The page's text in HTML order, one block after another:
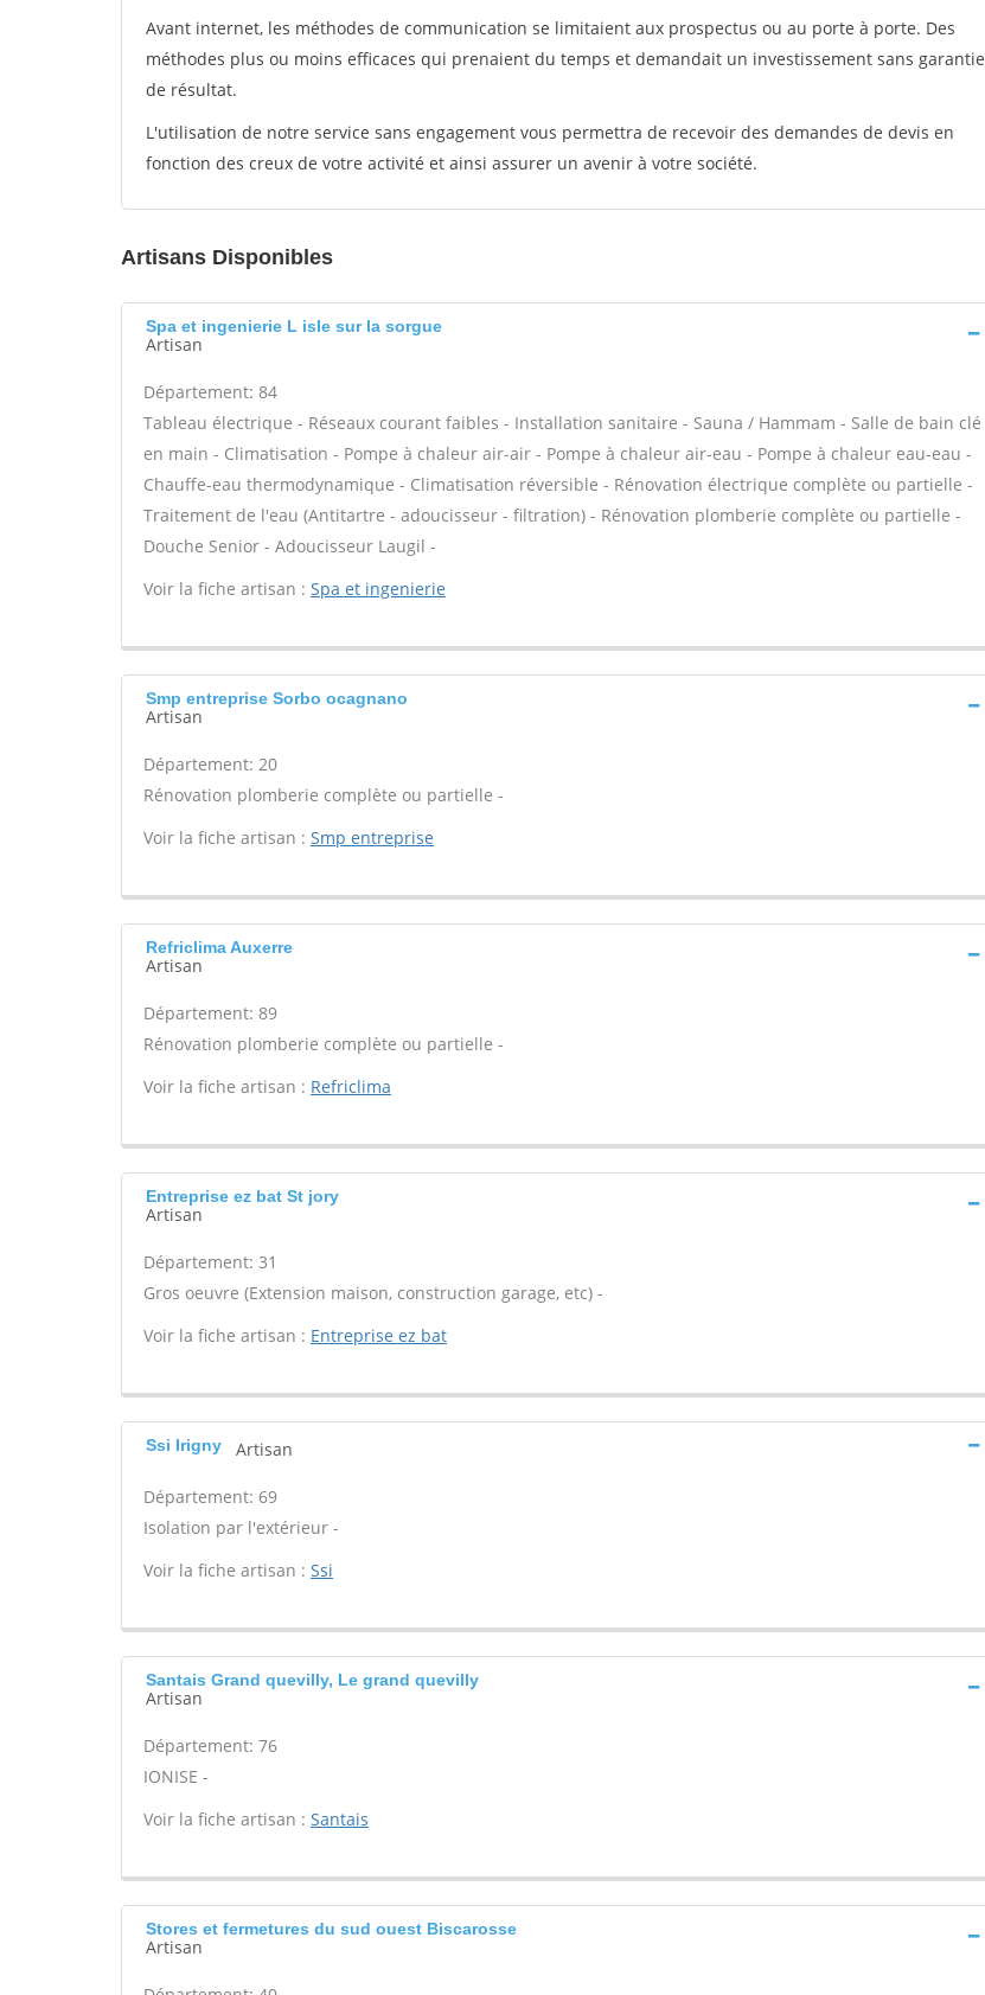
Avant internet, les méthodes de communication se limitaient aux prospectus ou au porte à porte. Des
méthodes plus ou moins efficaces qui prenaient du temps et demandait un investissement sans garantie
de résultat.
L'utilisation de notre service sans engagement vous permettra de recevoir des demandes de devis en
fonction des creux de votre activité et ainsi assurer un avenir à votre société.
Artisans Disponibles
Spa et ingenierie L isle sur la sorgue
Artisan
Département: 84
Tableau électrique - Réseaux courant faibles - Installation sanitaire - Sauna / Hammam - Salle de bain clé
en main - Climatisation - Pompe à chaleur air-air - Pompe à chaleur air-eau - Pompe à chaleur eau-eau -
Chauffe-eau thermodynamique - Climatisation réversible - Rénovation électrique complète ou partielle -
Traitement de l'eau (Antitartre - adoucisseur - filtration) - Rénovation plomberie complète ou partielle -
Douche Senior - Adoucisseur Laugil -
Voir la fiche artisan : Spa et ingenierie
Smp entreprise Sorbo ocagnano
Artisan
Département: 20
Rénovation plomberie complète ou partielle -
Voir la fiche artisan : Smp entreprise
Refriclima Auxerre
Artisan
Département: 89
Rénovation plomberie complète ou partielle -
Voir la fiche artisan : Refriclima
Entreprise ez bat St jory
Artisan
Département: 31
Gros oeuvre (Extension maison, construction garage, etc) -
Voir la fiche artisan : Entreprise ez bat
Ssi Irigny Artisan
Département: 69
Isolation par l'extérieur -
Voir la fiche artisan : Ssi
Santais Grand quevilly, Le grand quevilly
Artisan
Département: 76
IONISE -
Voir la fiche artisan : Santais
Stores et fermetures du sud ouest Biscarosse
Artisan